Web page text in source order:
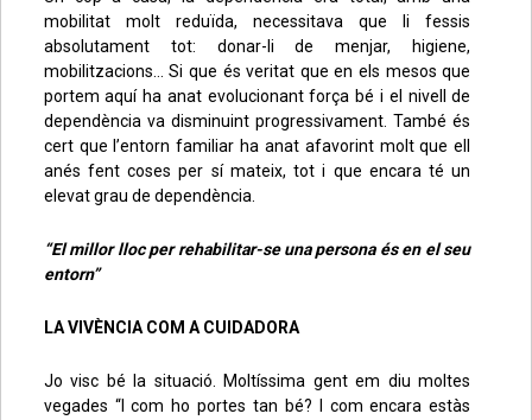
mobilitat molt reduïda, necessitava que li fessis
absolutament tot: donar-li de menjar, higiene,
mobilitzacions… Si que és veritat que en els mesos que
portem aquí ha anat evolucionant força bé i el nivell de
dependència va disminuint progressivament. També és
cert que l’entorn familiar ha anat afavorint molt que ell
anés fent coses per sí mateix, tot i que encara té un
elevat grau de dependència.
“El millor lloc per rehabilitar-se una persona és en el seu
entorn”
LA VIVÈNCIA COM A CUIDADORA
Jo visc bé la situació. Moltíssima gent em diu moltes
vegades “I com ho portes tan bé? I com encara estàs